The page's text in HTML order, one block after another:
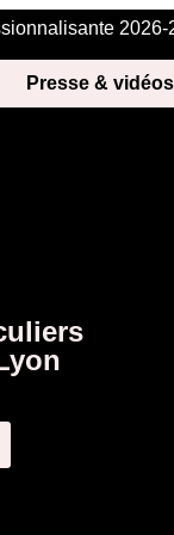
2026-
Presse & vidéos